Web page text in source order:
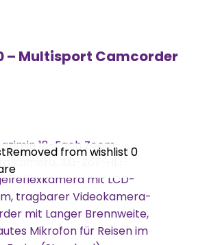
– Multisport Camcorder
Removed from wishlist 0
Removed from wishlist 0